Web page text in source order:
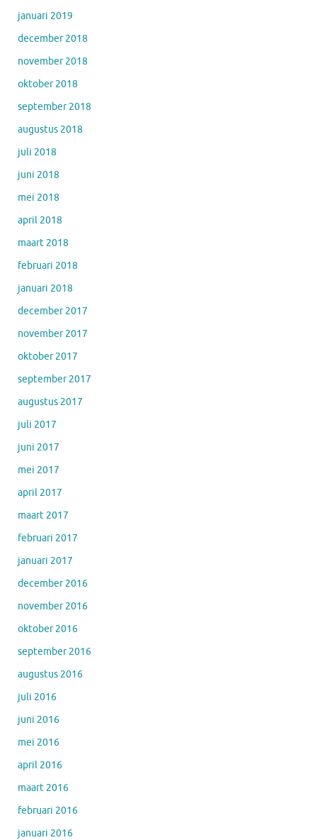
januari 2019
december 2018
november 2018
oktober 2018
september 2018
augustus 2018
juli 2018
juni 2018
mei 2018
april 2018
maart 2018
februari 2018
januari 2018
december 2017
november 2017
oktober 2017
september 2017
augustus 2017
juli 2017
juni 2017
mei 2017
april 2017
maart 2017
februari 2017
januari 2017
december 2016
november 2016
oktober 2016
september 2016
augustus 2016
juli 2016
juni 2016
mei 2016
april 2016
maart 2016
februari 2016
januari 2016